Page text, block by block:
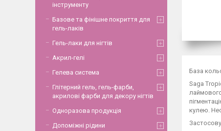
База
Saga
кулею.
інструменту
Базове та фінішне покриття для
гель-лаків
Гель-лаки для нігтів
Акрил-гелі
Гелева система
Глітерний гель, гель-фарби,
акрилові фарби для декору нігтів
Одноразова продукція
Допоміжні рідини